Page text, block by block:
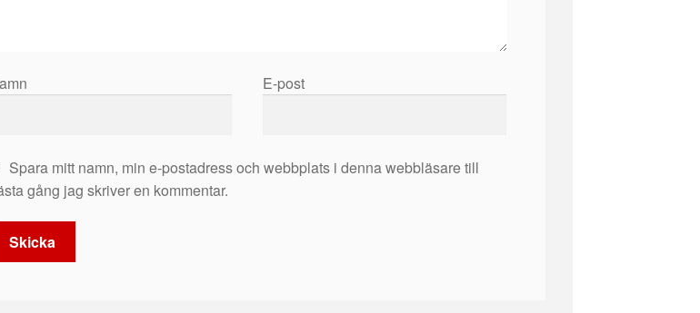
E-post
Spara mitt namn, min e-postadress och webbplats i denna webbläsare till
gång jag skriver en kommentar.